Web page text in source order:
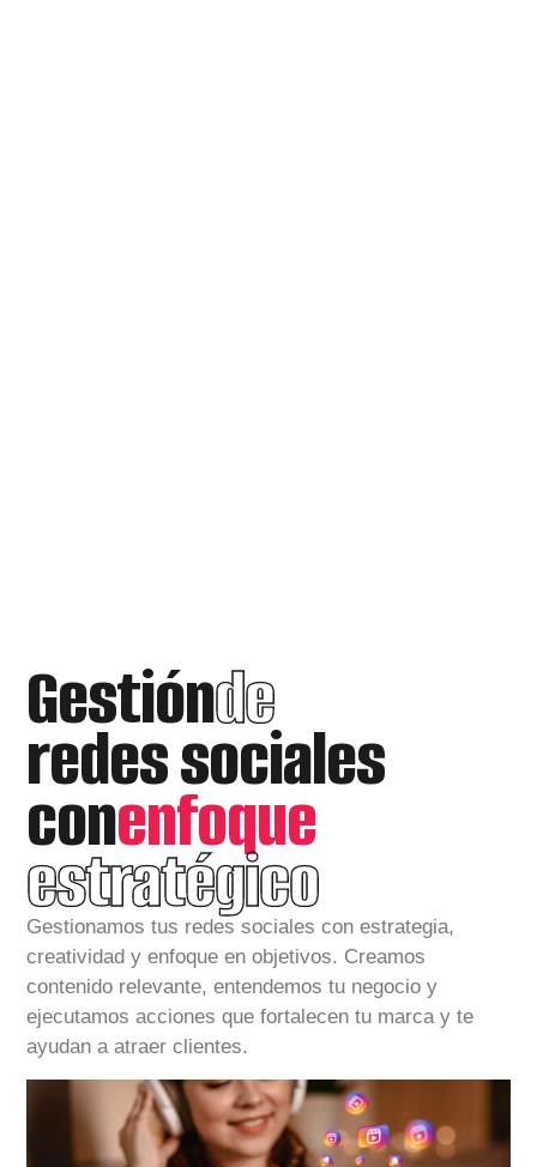
Gestiónde
redes sociales
conenfoque
estratégico
Gestionamos tus redes sociales con estrategia,
creatividad y enfoque en objetivos. Creamos
contenido relevante, entendemos tu negocio y
ejecutamos acciones que fortalecen tu marca y te
ayudan a atraer clientes.